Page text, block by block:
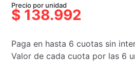
precio
original
$190.400.
precio
actual
$138.992.
Precio por unidad
$ 138.992
Paga en hasta 6 cuotas sin
Valor de cada cuota por las 6